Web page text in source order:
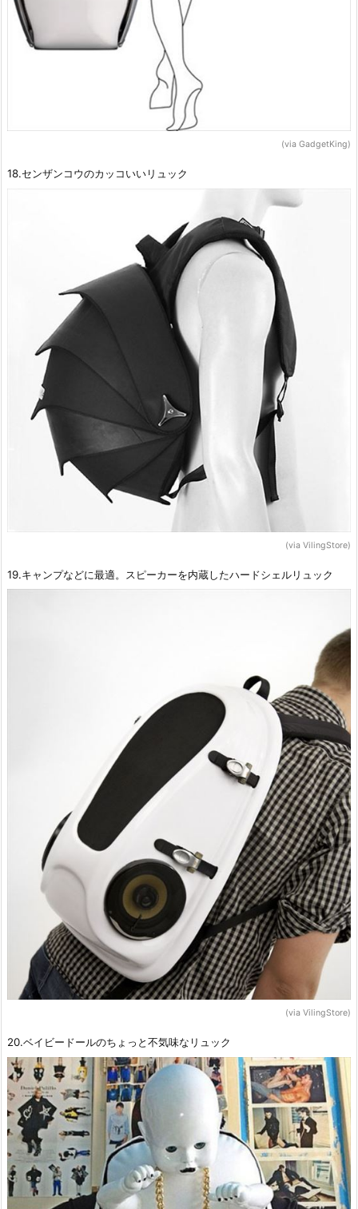
(via GadgetKing)
18.センザンコウのカッコいいリュック
(via VilingStore)
19.キャンプなどに最適。スピーカーを内蔵したハードシェルリュック
(via VilingStore)
20.ベイビードールのちょっと不気味なリュック